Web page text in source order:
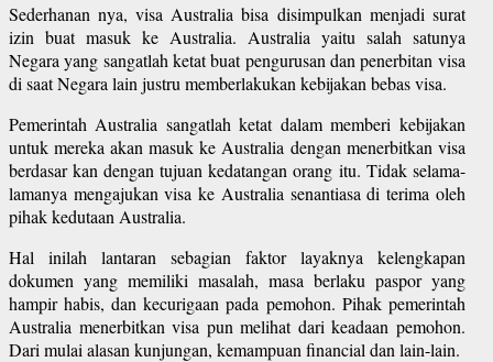
Sederhanan nya, visa Australia bisa disimpulkan menjadi surat
izin buat masuk ke Australia. Australia yaitu salah satunya
Negara yang sangatlah ketat buat pengurusan dan penerbitan visa
di saat Negara lain justru memberlakukan kebijakan bebas visa.
Pemerintah Australia sangatlah ketat dalam memberi kebijakan
untuk mereka akan masuk ke Australia dengan menerbitkan visa
berdasar kan dengan tujuan kedatangan orang itu. Tidak selama-
lamanya mengajukan visa ke Australia senantiasa di terima oleh
pihak kedutaan Australia.
Hal inilah lantaran sebagian faktor layaknya kelengkapan
dokumen yang memiliki masalah, masa berlaku paspor yang
hampir habis, dan kecurigaan pada pemohon. Pihak pemerintah
Australia menerbitkan visa pun melihat dari keadaan pemohon.
Dari mulai alasan kunjungan, kemampuan financial dan lain-lain.